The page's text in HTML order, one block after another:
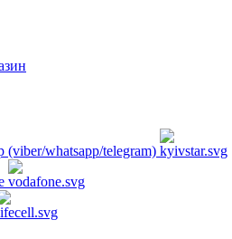
(viber/whatsapp/telegram)